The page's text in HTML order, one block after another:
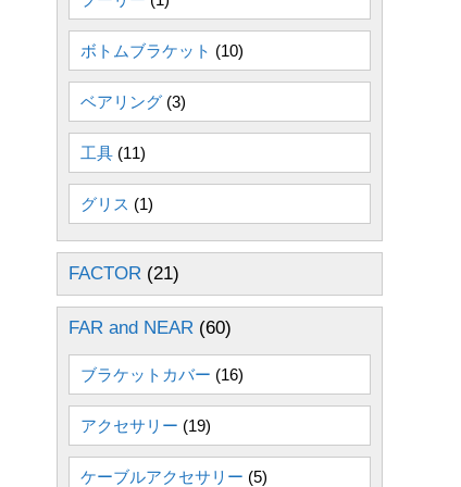
ボトムブラケット (10)
ベアリング (3)
工具 (11)
グリス (1)
FACTOR (21)
FAR and NEAR (60)
ブラケットカバー (16)
アクセサリー (19)
ケーブルアクセサリー (5)